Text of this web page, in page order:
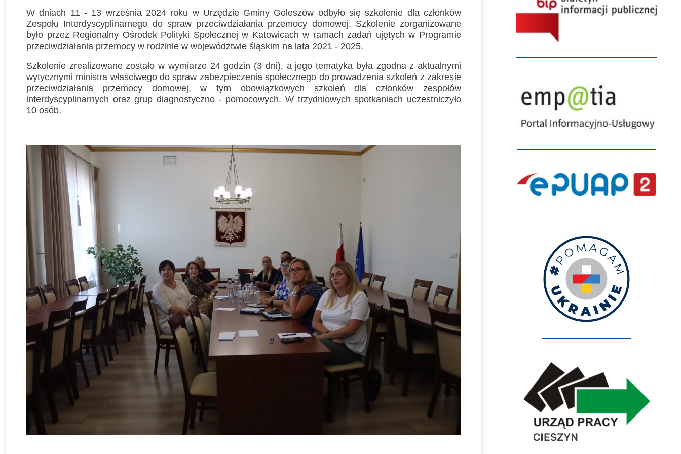
W dniach 11 - 13 września 2024 roku w Urzędzie Gminy Goleszów odbyło się szkolenie dla członków
Zespołu Interdyscyplinarnego do spraw przeciwdziałania przemocy domowej. Szkolenie zorganizowane
było przez Regionalny Ośrodek Polityki Społecznej w Katowicach w ramach zadań ujętych w Programie
przeciwdziałania przemocy w rodzinie w województwie śląskim na lata 2021 - 2025.
Szkolenie zrealizowane zostało w wymiarze 24 godzin (3 dni), a jego tematyka była zgodna z aktualnymi
wytycznymi ministra właściwego do spraw zabezpieczenia społecznego do prowadzenia szkoleń z zakresie
przeciwdziałania przemocy domowej, w tym obowiązkowych szkoleń dla członków zespołów
interdyscyplinarnych oraz grup diagnostyczno - pomocowych. W trzydniowych spotkaniach uczestniczyło
10 osób.